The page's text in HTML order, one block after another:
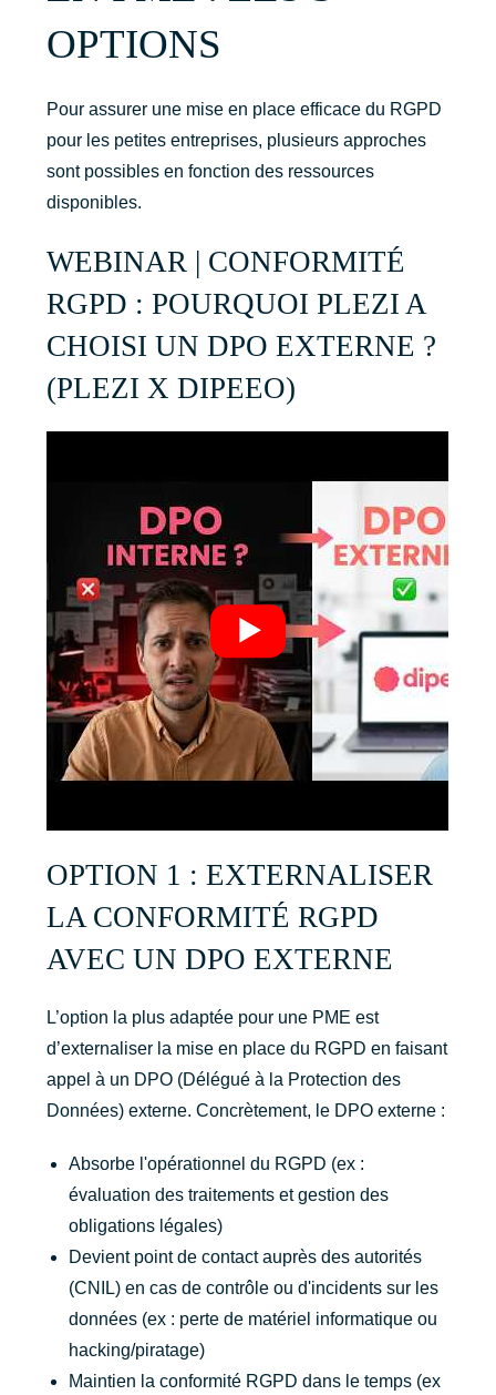
OPTIONS
Pour assurer une mise en place efficace du RGPD
pour les petites entreprises, plusieurs approches
sont possibles en fonction des ressources
disponibles.
WEBINAR | CONFORMITÉ
RGPD : POURQUOI PLEZI A
CHOISI UN DPO EXTERNE ?
(PLEZI X DIPEEO)
OPTION 1 : EXTERNALISER
LA CONFORMITÉ RGPD
AVEC UN DPO EXTERNE
L’option la plus adaptée pour une PME est
d’externaliser la mise en place du RGPD en faisant
appel à un DPO (Délégué à la Protection des
Données) externe. Concrètement, le DPO externe :
Absorbe l'opérationnel du RGPD (ex :
évaluation des traitements et gestion des
obligations légales)
Devient point de contact auprès des autorités
(CNIL) en cas de contrôle ou d'incidents sur les
données (ex : perte de matériel informatique ou
hacking/piratage)
Maintien la conformité RGPD dans le temps (ex